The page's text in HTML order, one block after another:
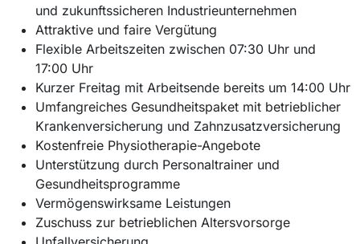
und zukunftssicheren Industrieunternehmen
Attraktive und faire Vergütung
Flexible Arbeitszeiten zwischen 07:30 Uhr und
17:00 Uhr
Kurzer Freitag mit Arbeitsende bereits um 14:00 Uhr
Umfangreiches Gesundheitspaket mit betrieblicher
Krankenversicherung und Zahnzusatzversicherung
Kostenfreie Physiotherapie-Angebote
Unterstützung durch Personaltrainer und
Gesundheitsprogramme
Vermögenswirksame Leistungen
Zuschuss zur betrieblichen Altersvorsorge